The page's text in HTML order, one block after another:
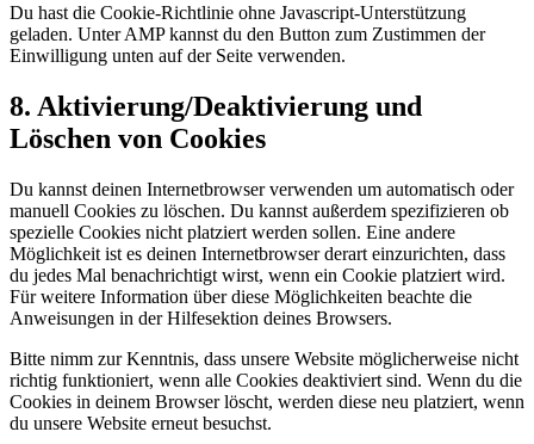
Du hast die Cookie-Richtlinie ohne Javascript-Unterstützung
geladen. Unter AMP kannst du den Button zum Zustimmen der
Einwilligung unten auf der Seite verwenden.
8. Aktivierung/Deaktivierung und
Löschen von Cookies
Du kannst deinen Internetbrowser verwenden um automatisch oder
manuell Cookies zu löschen. Du kannst außerdem spezifizieren ob
spezielle Cookies nicht platziert werden sollen. Eine andere
Möglichkeit ist es deinen Internetbrowser derart einzurichten, dass
du jedes Mal benachrichtigt wirst, wenn ein Cookie platziert wird.
Für weitere Information über diese Möglichkeiten beachte die
Anweisungen in der Hilfesektion deines Browsers.
Bitte nimm zur Kenntnis, dass unsere Website möglicherweise nicht
richtig funktioniert, wenn alle Cookies deaktiviert sind. Wenn du die
Cookies in deinem Browser löscht, werden diese neu platziert, wenn
du unsere Website erneut besuchst.